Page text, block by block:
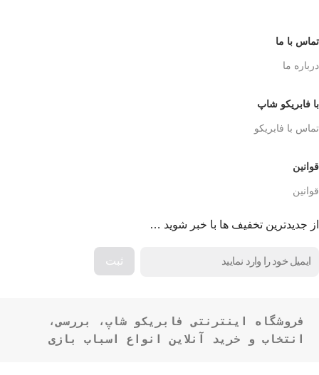
تماس با ما
درباره ما
با فابریکو شاپ
تماس با فابریکو
قوانین
قوانین
از جدیدترین تخفیف ها با خبر شوید …
انتخاب و خرید آنلاین انواع اسباب بازی